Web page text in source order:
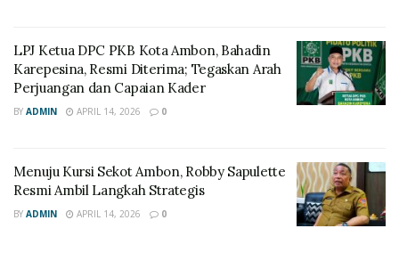
LPJ Ketua DPC PKB Kota Ambon, Bahadin
Karepesina, Resmi Diterima; Tegaskan Arah
Perjuangan dan Capaian Kader
BY ADMIN APRIL 14, 2026 0
Menuju Kursi Sekot Ambon, Robby Sapulette
Resmi Ambil Langkah Strategis
BY ADMIN APRIL 14, 2026 0